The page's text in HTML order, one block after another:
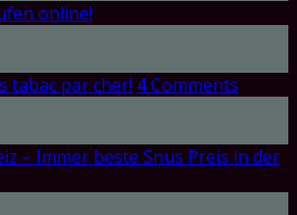
online!
tabac par cher! 4Comments
– Immer beste Snus Preis in der